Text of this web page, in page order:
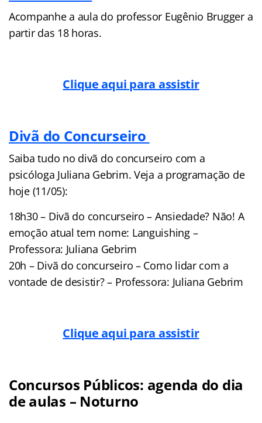
Acompanhe a aula do professor Eugênio Brugger a
partir das 18 horas.
Clique aqui para assistir
Divã do Concurseiro
Saiba tudo no divã do concurseiro com a
psicóloga Juliana Gebrim. Veja a programação de
hoje (11/05):
18h30 – Divã do concurseiro – Ansiedade? Não! A
emoção atual tem nome: Languishing –
Professora: Juliana Gebrim
20h – Divã do concurseiro – Como lidar com a
vontade de desistir? – Professora: Juliana Gebrim
Clique aqui para assistir
Concursos Públicos: agenda do dia
de aulas – Noturno